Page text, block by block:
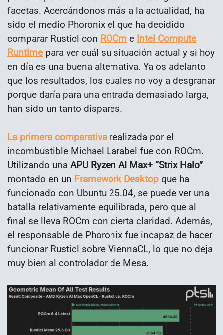
facetas. Acercándonos más a la actualidad, ha
sido el medio Phoronix el que ha decidido
comparar Rusticl con ROCm e Intel Compute
Runtimepara ver cuál su situación actual y si hoy
en día es una buena alternativa. Ya os adelanto
que los resultados, los cuales no voy a desgranar
porque daría para una entrada demasiado larga,
han sido un tanto dispares.
La primera comparativa realizada por el
incombustible Michael Larabel fue con ROCm.
Utilizando una APU Ryzen AI Max+ “Strix Halo”
montado en un Framework Desktop que ha
funcionado con Ubuntu 25.04, se puede ver una
batalla relativamente equilibrada, pero que al
final se lleva ROCm con cierta claridad. Además,
el responsable de Phoronix fue incapaz de hacer
funcionar Rusticl sobre ViennaCL, lo que no deja
muy bien al controlador de Mesa.